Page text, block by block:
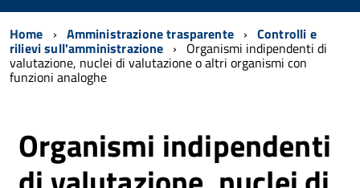
Home Amministrazione trasparente Controlli e
rilievi sull'amministrazione Organismi indipendenti di
valutazione, nuclei di valutazione o altri organismi con
funzioni analoghe
Organismi indipendenti